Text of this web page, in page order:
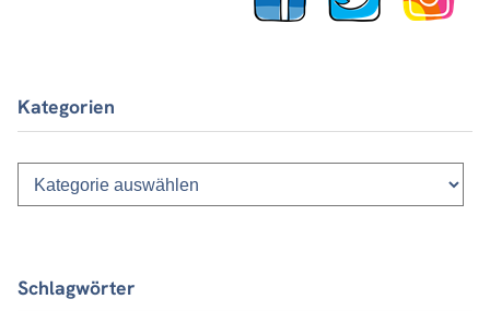
Kategorien
Kategorien
Schlagwörter